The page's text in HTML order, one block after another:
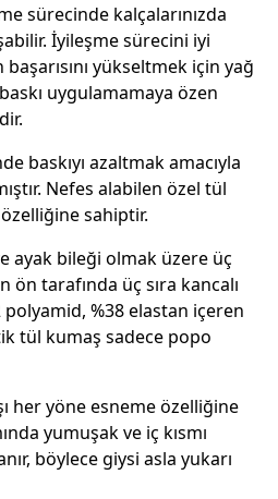
sürecinde kalçalarınızda
İyileşme sürecini iyi
yükseltmek için yağ
uygulamamaya özen
baskıyı azaltmak amacıyla
Nefes alabilen özel tül
sahiptir.
ayak bileği olmak üzere üç
ön tarafında üç sıra kancalı
%38 elastan içeren
tül kumaş sadece popo
her yöne esneme özelliğine
yumuşak ve iç kısmı
böylece giysi asla yukarı